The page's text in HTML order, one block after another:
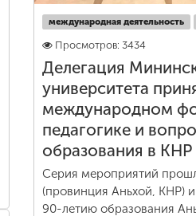
международная деятельность
Просмотров: 3434
Делегация
университета
международном
педагогике и
образования в КНР
Серия мероприятий
(провинция Аньхой, КНР)
90-летию образования